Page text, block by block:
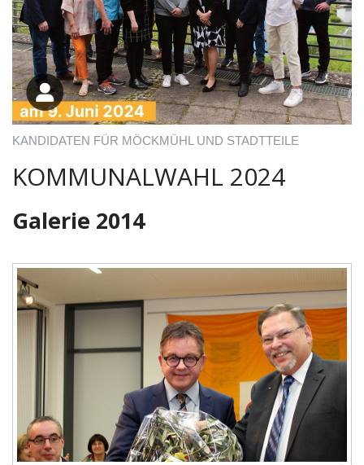
KANDIDATEN FÜR MÖCKMÜHL UND STADTTEILE
KOMMUNALWAHL 2024
Galerie 2014